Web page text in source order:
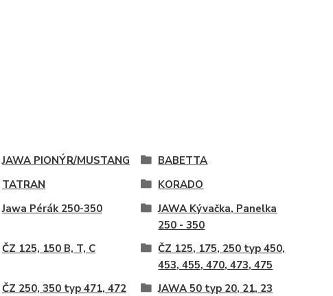
JAWA PIONÝR/MUSTANG
BABETTA
TATRAN
KORADO
Jawa Pérák 250-350
JAWA Kývačka, Panelka
250 - 350
ČZ 125, 150 B, T, C
ČZ 125, 175, 250 typ 450,
453, 455, 470, 473, 475
ČZ 250, 350 typ 471, 472 JAWA 50 typ 20, 21, 23